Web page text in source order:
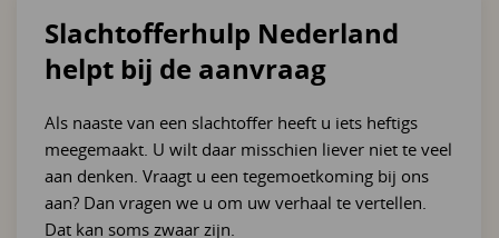
Slachtofferhulp Nederland
helpt bij de aanvraag
Als naaste van een slachtoffer heeft u iets heftigs
meegemaakt. U wilt daar misschien liever niet te veel
aan denken. Vraagt u een tegemoetkoming bij ons
aan? Dan vragen we u om uw verhaal te vertellen.
Dat kan soms zwaar zijn.